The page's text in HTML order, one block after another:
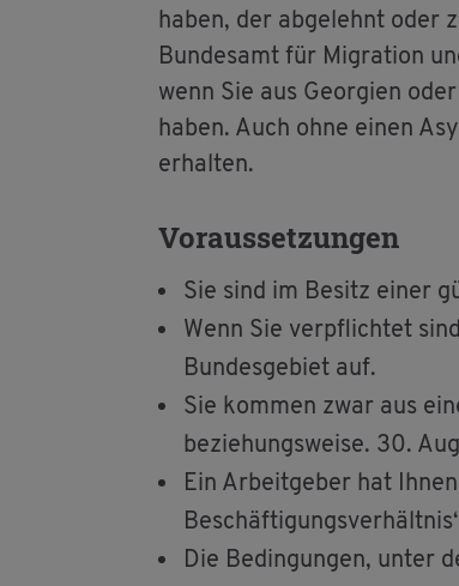
haben, der ab­ge­lehnt oder
Bun­des­amt für Mi­gra­ti­on
wenn Sie aus Ge­or­gi­en
haben. Auch ohne einen
er­hal­ten.
Vor­aus­set­zun­gen
Sie sind im Be­sitz einer
Wenn Sie ver­pflich­tet
Bun­des­ge­biet auf.
Sie kom­men zwar aus
be­zie­hungs­wei­se. 30.
Ein Ar­beit­ge­ber hat
Die Be­din­gun­gen, unter